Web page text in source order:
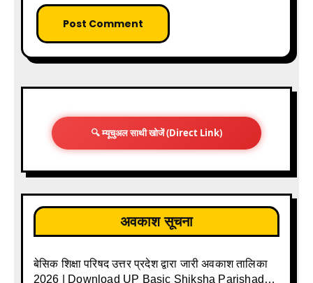
🔍 म्यूचुअल साथी खोजें (Direct Link)
अवकाश सूचना
बेसिक शिक्षा परिषद उत्तर प्रदेश द्वारा जारी अवकाश तालिका
2026 | Download UP Basic Shiksha Parishad